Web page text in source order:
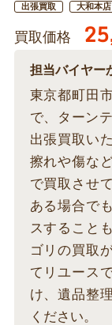
出張買取 大和本店
買取価格
担当バイヤー
東京都町田
で、ターン
出張買取い
擦れや傷な
で買取させ
ある場合で
スすること
ゴリの買取
てリユース
け、遺品整
ください。